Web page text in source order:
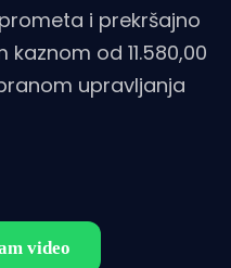
i prekršajno
od 11.580,00
upravljanja